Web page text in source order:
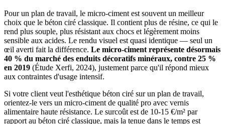
Pour un plan de travail, le micro-ciment est souvent un meilleur
choix que le béton ciré classique. Il contient plus de résine, ce qui le
rend plus souple, plus résistant aux chocs et légèrement moins
sensible aux acides. Le rendu visuel est quasi identique — seul un
œil averti fait la différence. Le micro-ciment représente désormais
40 % du marché des enduits décoratifs minéraux, contre 25 %
en 2019 (Étude Xerfi, 2024), justement parce qu'il répond mieux
aux contraintes d'usage intensif.
Si votre client veut l'esthétique béton ciré sur un plan de travail,
orientez-le vers un micro-ciment de qualité pro avec vernis
alimentaire haute résistance. Le surcoût est de 10-15 €/m² par
rapport au béton ciré classique, mais la tenue dans le temps est